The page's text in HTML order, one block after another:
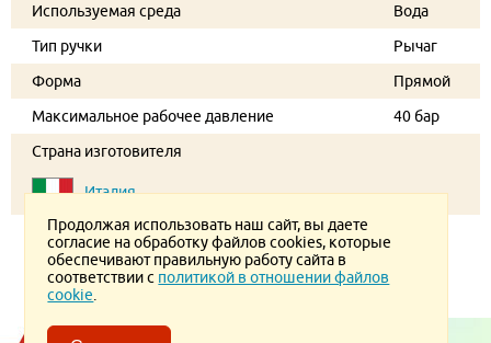
Используемая среда
Вода
Тип ручки
Рычаг
Форма
Прямой
Максимальное рабочее давление
40 бар
Страна изготовителя
Италия
Продолжая использовать наш сайт, вы даете
согласие на обработку файлов cookies, которые
обеспечивают правильную работу сайта в
соответствии с политикой в отношении файлов
cookie